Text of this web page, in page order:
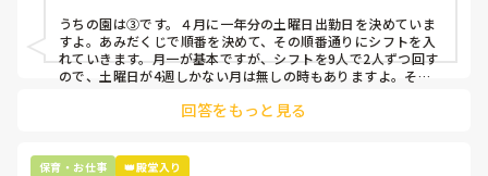
人を交渉して見つけてもらう
上記のいずれかの対策を取り入れることを考えています。
うちの園は③です。４月に一年分の土曜日出勤日を決めていま
すよ。あみだくじで順番を決めて、その順番通りにシフトを入
れていきます。月一が基本ですが、シフトを9人で2人ずつ回す
ので、土曜日が4週しかない月は無しの時もありますよ。その
て貰い、主任に報告してます。
回答をもっと見る
保育・お仕事 👑殿堂入り